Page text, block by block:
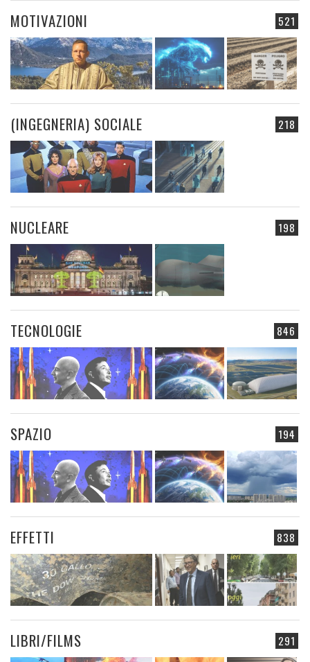
521
MOTIVAZIONI
218
(INGEGNERIA) SOCIALE
198
NUCLEARE
846
TECNOLOGIE
194
SPAZIO
838
EFFETTI
291
LIBRI/FILMS